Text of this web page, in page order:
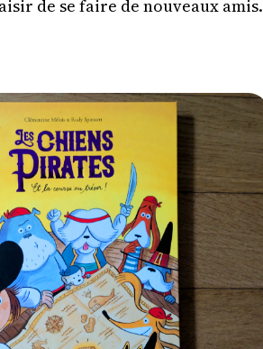
de se faire de nouveaux amis.